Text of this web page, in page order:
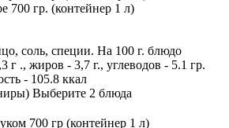
700 гр. (контейнер 1 л)
соль, специи. На 100 г. блюдо
г ., жиров - 3,7 г., углеводов - 5.1 гр.
- 105.8 ккал
Выберите 2 блюда